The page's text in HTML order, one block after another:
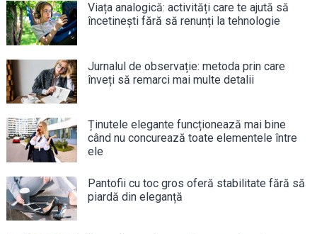
Viața analogică: activități care te ajută să
încetinești fără să renunți la tehnologie
Jurnalul de observație: metoda prin care
înveți să remarci mai multe detalii
Ținutele elegante funcționează mai bine
când nu concurează toate elementele între
ele
Pantofii cu toc gros oferă stabilitate fără să
piardă din eleganță